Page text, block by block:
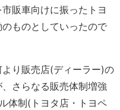
販車向けに振ったトヨ
ものとしていったので
り販売店(ディーラー)の
さらなる販売体制増強
体制(トヨタ店・トヨペ